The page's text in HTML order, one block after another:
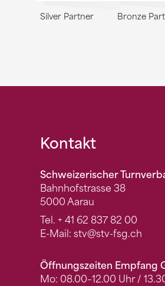
Silver Partner Bronze
Fusszeile
Kontakt
Schweizerischer
Bahnhofstrasse 38
5000 Aarau
Tel. + 41 62 837 82 00
E-Mail: stv@stv-fsg.ch
Öffnungszeiten Empfang
Mo: 08.00–12.00 Uhr /